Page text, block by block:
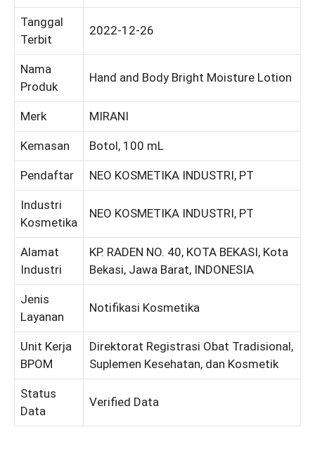
Tanggal
Terbit
2022-12-26
Nama
Produk
Hand and Body Bright Moisture Lotion
Merk MIRANI
Kemasan Botol, 100 mL
Pendaftar NEO KOSMETIKA INDUSTRI, PT
Industri
Kosmetika
NEO KOSMETIKA INDUSTRI, PT
Alamat
Industri
KP. RADEN NO. 40, KOTA BEKASI, Kota
Bekasi, Jawa Barat, INDONESIA
Jenis
Layanan
Notifikasi Kosmetika
Unit Kerja
BPOM
Direktorat Registrasi Obat Tradisional,
Suplemen Kesehatan, dan Kosmetik
Status
Data
Verified Data